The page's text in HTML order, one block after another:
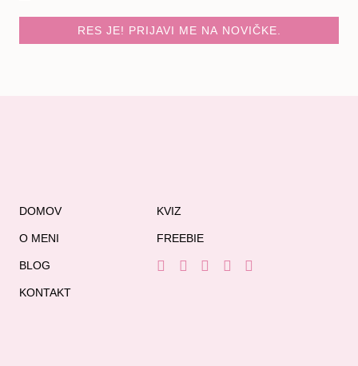
RES JE! PRIJAVI ME NA NOVIČKE.
DOMOV
O MENI
BLOG
KONTAKT
KVIZ
FREEBIE